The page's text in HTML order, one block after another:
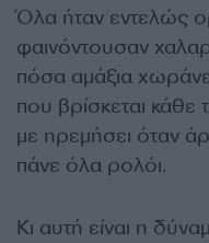
Όλα ήταν εντελώς
φαινόντουσαν
πόσα αμάξια
που βρίσκεται
με ηρεμήσει όταν
πάνε όλα ρολόι.
Κι αυτή είναι η